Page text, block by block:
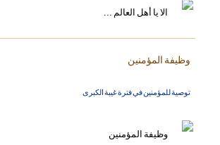
وظيفة المؤمنين
توصية للمؤمنين في فترة غيبة الكبرى